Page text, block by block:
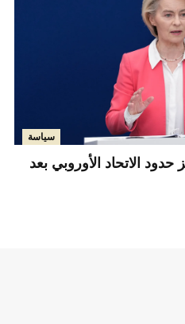
سياسة
الاتحاد الأوروبي بعد